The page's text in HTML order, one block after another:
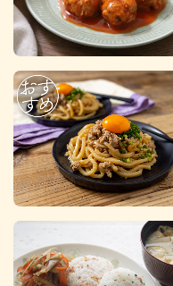
お酢を知ろう！
すしラボ
ぽん酢サワー
納豆の豆知識
鍋奉行マニュアル
ミツカンのCM
ロングセラー商品 ＋ お
人気商品 ＋ おすすめレ
各部門が大
おいしさと
キッザニア
お問い合わせ
地図から取り扱い店舗を
ミツカン公式通販